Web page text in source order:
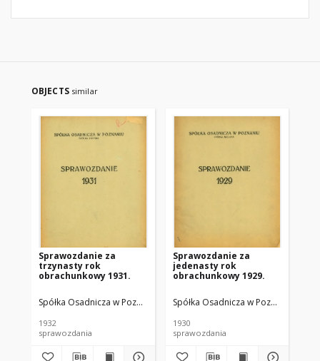
OBJECTS similar
Sprawozdanie za
trzynasty rok
obrachunkowy 1931.
Spółka Osadnicza w Poznaniu.
1932
sprawozdania
Sprawozdanie za
jedenasty rok
obrachunkowy 1929.
Spółka Osadnicza w Poznaniu.
1930
sprawozdania